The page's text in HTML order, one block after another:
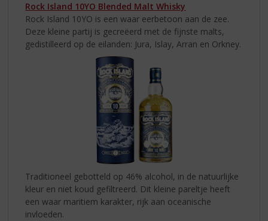
Rock Island 10YO Blended Malt Whisky
Rock Island 10YO is een waar eerbetoon aan de zee.
Deze kleine partij is gecreëerd met de fijnste malts,
gedistilleerd op de eilanden: Jura, Islay, Arran en Orkney.
Traditioneel gebotteld op 46% alcohol, in de natuurlijke
kleur en niet koud gefiltreerd. Dit kleine pareltje heeft
een waar maritiem karakter, rijk aan oceanische
invloeden.